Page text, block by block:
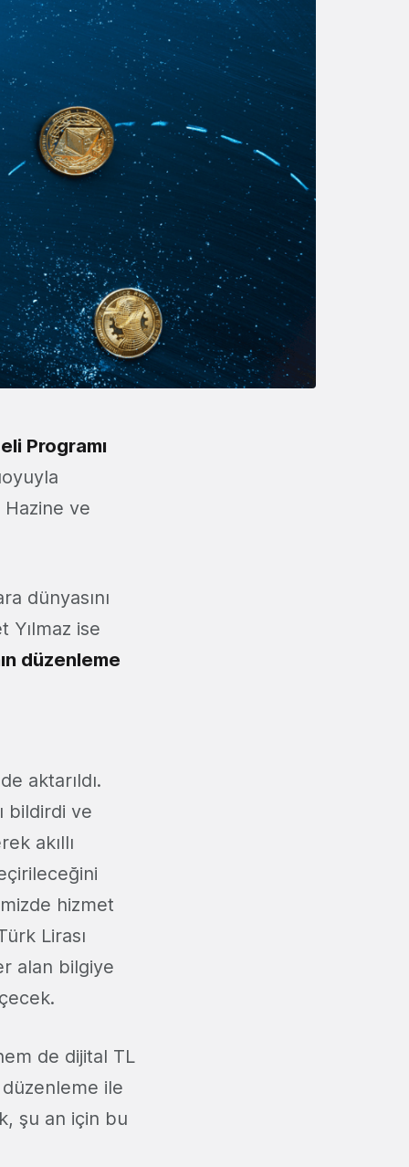
Programı
Hazine ve
dünyasını
Yılmaz ise
düzenleme
aktarıldı.
bildirdi ve
akıllı
hizmet
Lirası
alan bilgiye
de dijital TL
düzenleme ile
şu an için bu